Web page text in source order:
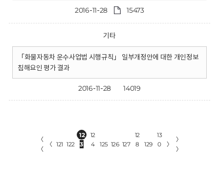
2016-11-28 15473
기타
「화물자동차 운수사업법 시행규칙」 일부개정안에 대한 개인정보
침해요인 평가 결과
2016-11-28 14019
〈
〈
〈 121 122
12
3
12
4
125 126 127
12
8
129
13
0
〉
〉
〉